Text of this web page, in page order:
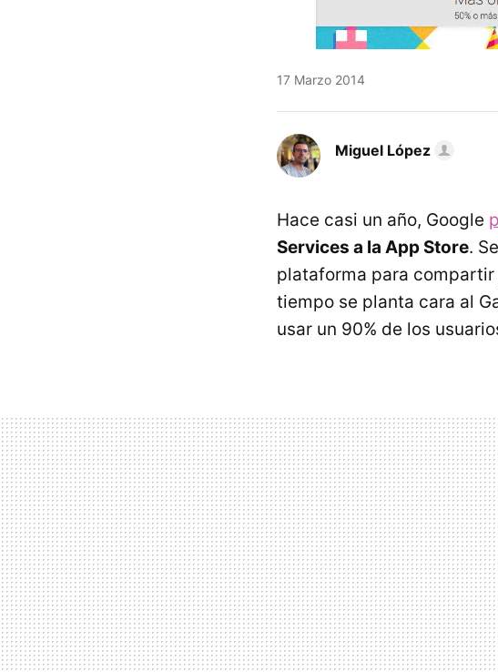
17 Marzo 2014
Miguel López
Hace casi un año, Google
Services a la App Store.
plataforma para
tiempo se planta cara al
usar un 90% de los